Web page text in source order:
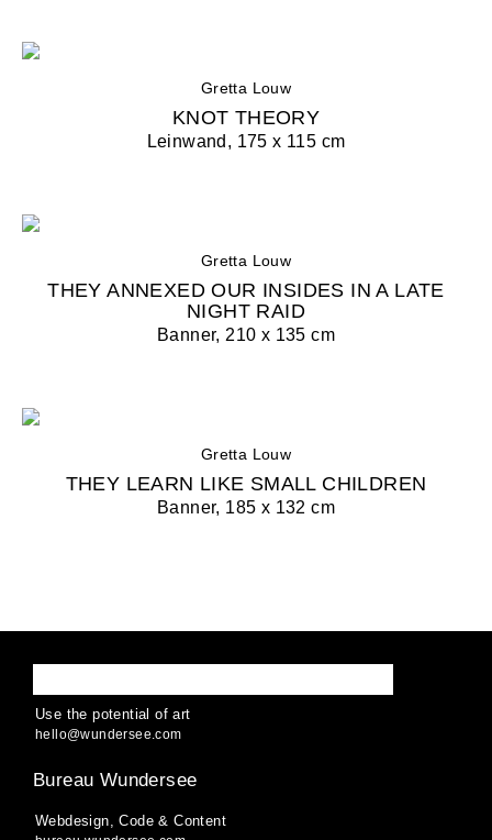
Gretta Louw
KNOT THEORY
Leinwand, 175 x 115 cm
Gretta Louw
THEY ANNEXED OUR INSIDES IN A LATE
NIGHT RAID
Banner, 210 x 135 cm
Gretta Louw
THEY LEARN LIKE SMALL CHILDREN
Banner, 185 x 132 cm
Use the potential of art
hello@wundersee.com
Bureau Wundersee
Webdesign, Code & Content